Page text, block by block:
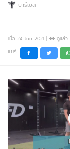
บาร์เบล
เมื่อ 24 Jun 2021 | ดูแล้ว
แชร์